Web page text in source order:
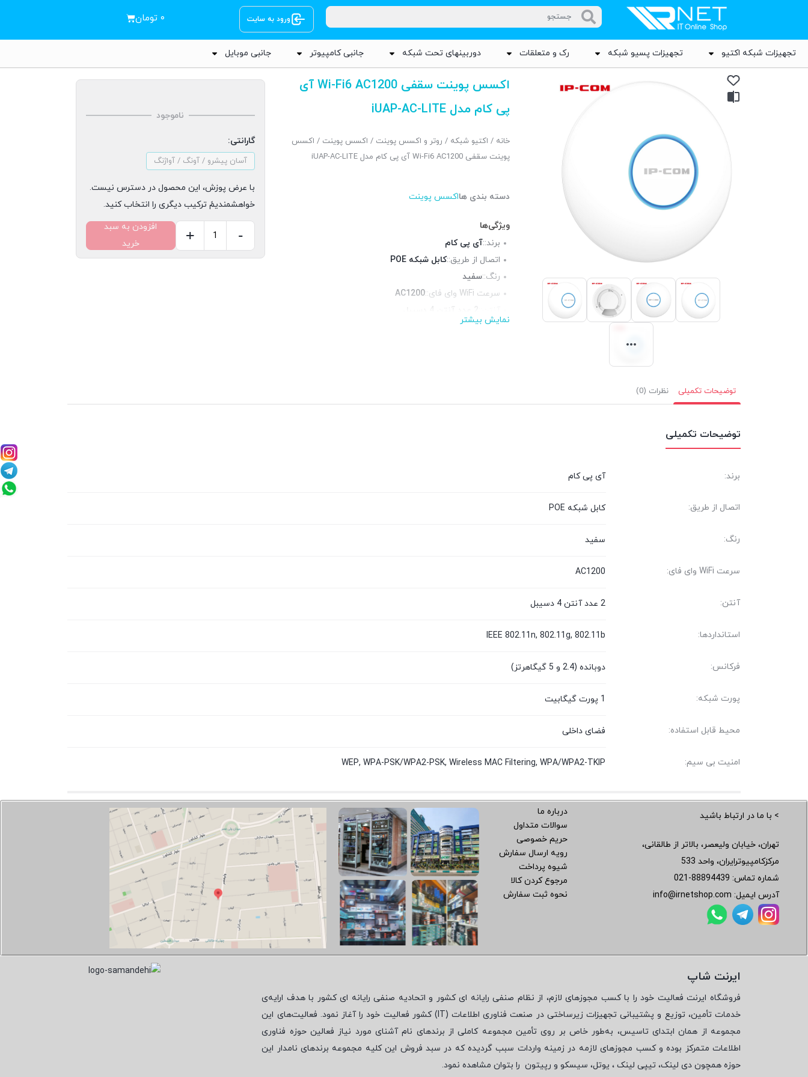
ورود به سایت ۰ تومان
تجهیزات شبکه اکتیو تجهیزات پسیو شبکه رک و متعلقات دوربینهای تحت شبکه جانبی کامپیوتر جانبی موبایل
اکسس پوینت سقفی Wi-Fi6 AC1200 آی
پی کام مدل iUAP-AC-LITE
خانه / اکتیو شبکه / روتر و اکسس پوینت / اکسس پوینت / اکسس
پوینت سقفی Wi-Fi6 AC1200 آی پی کام مدل iUAP-AC-LITE
دسته بندی هااکسس پوینت
ویژگی‌ها
برند::آی پی کام
اتصال از طریق::کابل شبکه POE
رنگ::سفید
سرعت WiFi وای فای::
AC1200
استانداردها::
نمایش بیشتر
ناموجود
گارانتی:
آسان پیشرو / آونگ / آواژنگ
با عرض پوزش، این محصول در دسترس نیست.
خواهشمندیمً ترکیب دیگری را انتخاب کنید.
-
+
افزودن به سبد
خرید
توضیحات تکمیلی نظرات (0)
توضیحات تکمیلی
برند: آی پی کام
اتصال از طریق: کابل شبکه POE
رنگ: سفید
سرعت WiFi وای فای: AC1200
آنتن: 2 عدد آنتن 4 دسیبل
استانداردها: IEEE 802.11n, 802.11g, 802.11b
فرکانس: دوبانده (2.4 و 5 گیگاهرتز)
پورت شبکه: 1 پورت گیگابیت
محیط قابل استفاده: فضای داخلی
امنیت بی سیم: WEP, WPA-PSK/WPA2-PSK, Wireless MAC Filtering, WPA/WPA2-TKIP
> با ما در ارتباط باشید
تهران، خیابان ولیعصر، بالاتر از طالقانی،
مرکزکامپیوترایران، واحد 533
شماره تماس: 021-88894439
آدرس ایمیل: info@irnetshop.com
درباره ما
سوالات متداول
حریم خصوصی
رویه ارسال سفارش
شیوه پرداخت
مرجوع کردن کالا
نحوه ثبت سفارش
ایرنت شاپ
فروشگاه ایرنت فعالیت خود را با کسب مجوزهای لازم، از نظام صنفی رایانه ای کشور و اتحادیه صنفی رایانه ای کشور با هدف ارایه‌ی
خدمات تأمین، توزیع و پشتیبانی تجهیزات زیرساختی در صنعت فناوری اطلاعات ( IT) کشور فعالیت خود را آغاز نمود. فعالیت‌های این
مجموعه از همان ابتدای تاسیس، به‌طور خاص بر روی تأمین مجموعه کاملی از برندهای نام آشنای مورد نیاز فعالین حوزه فناوری
اطلاعات متمرکز بوده و کسب مجوزهای لازمه در زمینه واردات سبب گردیده که در سبد فروش این کلیه مجموعه برندهای نامدار این
حوزه همچون دی لینک، تیپی لینک ، یوتل، سیسکو و رپیتون را بتوان مشاهده نمود.